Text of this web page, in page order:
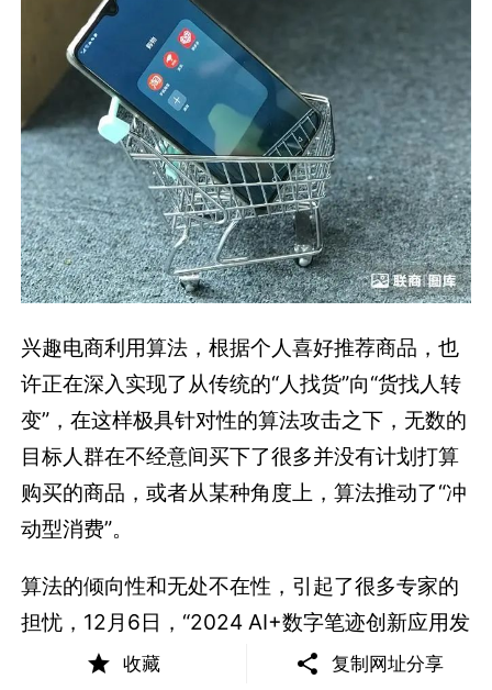
兴趣电商利用算法，根据个人喜好推荐商品，也
许正在深入实现了从传统的“人找货”向“货找人转
变”，在这样极具针对性的算法攻击之下，无数的
目标人群在不经意间买下了很多并没有计划打算
购买的商品，或者从某种角度上，算法推动了“冲
动型消费”。
算法的倾向性和无处不在性，引起了很多专家的
担忧，12月6日，“2024 AI+数字笔迹创新应用发
展论坛”上，有专家认为，部分人利用机器学习来
收藏 复制网址分享